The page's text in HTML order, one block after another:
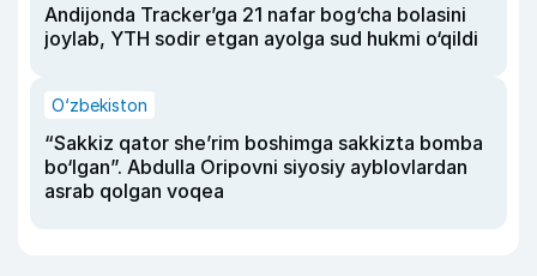
Andijonda Tracker’ga 21 nafar bog‘cha bolasini
joylab, YTH sodir etgan ayolga sud hukmi o‘qildi
O‘zbekiston
“Sakkiz qator she’rim boshimga sakkizta bomba
bo‘lgan”. Abdulla Oripovni siyosiy ayblovlardan
asrab qolgan voqea